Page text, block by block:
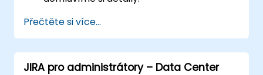
Přečtěte si více...
JIRA pro administrátory – Data Center